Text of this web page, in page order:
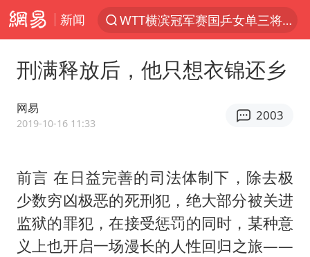
新闻
WTT横滨冠军赛国乒女单三将晋级四强
马克·艾伦退出斯诺克中国公开赛
大V：马科斯把路走绝了
情侣在平潭拍日出时坠崖致一死一伤
央视新主播李秋莹孙亚鹏亮相
上四休三，但降薪1000元，你接受吗？
刑满释放后，他只想衣锦还乡
网易
2019-10-16 11:33
2003
前言 在日益完善的司法体制下，除去极
少数穷凶极恶的死刑犯，绝大部分被关进
监狱的罪犯，在接受惩罚的同时，某种意
义上也开启一场漫长的人性回归之旅——